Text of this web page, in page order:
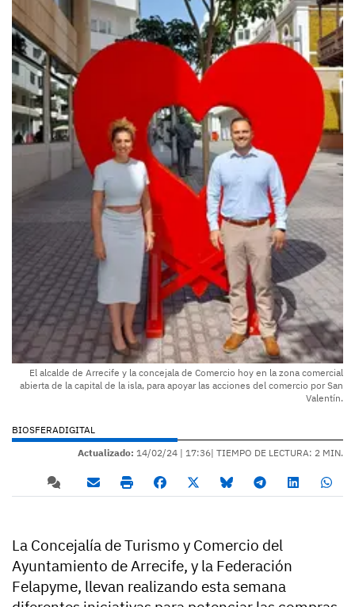
El alcalde de Arrecife y la concejala de Comercio hoy en la zona comercial
abierta de la capital de la isla, para apoyar las acciones del comercio por San
Valentín.
BIOSFERADIGITAL
Actualizado: 14/02/24 | 17:36| TIEMPO DE LECTURA: 2 MIN.
La Concejalía de Turismo y Comercio del
Ayuntamiento de Arrecife, y la Federación
Felapyme, llevan realizando esta semana